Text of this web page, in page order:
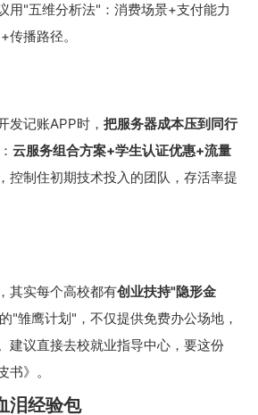
用"五维分析法"：消费场景+支付能力
播路径。
发记账APP时， 把服务器成本压到同行
云服务组合方案+学生认证优惠+流量
控制住初期技术投入的团队，存活率提
其实每个高校都有创业扶持"隐形金
"雏鹰计划"，不仅提供免费办公场地，
建议直接去校就业指导中心，要这份
书》。
泪经验包